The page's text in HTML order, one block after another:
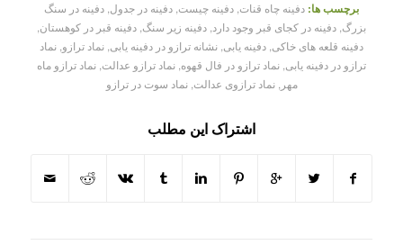
برچسب ها: دفینه چاه قنات دفینه چیست دفینه در جدول دفینه در سنگ
بزرگ دفینه در کجای قبر وجود دارد دفینه زیر سنگ دفینه قبر در کوهستان
دفینه قلعه های خاکی دفینه یابی نشانه ترازو در دفینه یابی نماد ترازو نماد
ترازو در دفینه یابی نماد ترازو در فال قهوه نماد ترازو عدالت نماد ترازو ماه
مهر
,نماد ترازوی عدالت ,نماد سوت در ترازو
اشتراک این مطلب